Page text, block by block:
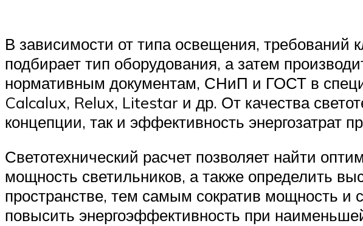
В зависимости от типа освещения, требований
подбирает тип оборудования, а затем
нормативным документам, СНиП и ГОСТ в
Calcalux, Relux, Litestar и др. От качества
концепции, так и эффективность энергозатрат
Светотехнический расчет позволяет найти
мощность светильников, а также определить
пространстве, тем самым сократив мощность и
повысить энергоэффективность при